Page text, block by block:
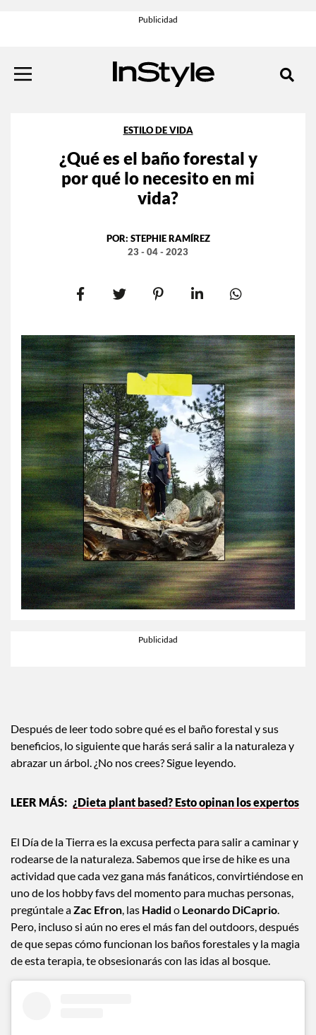
ESTILO DE VIDA
¿Qué es el baño forestal y
por qué lo necesito en mi
vida?
POR: STEPHIE RAMÍREZ
23 - 04 - 2023
Después de leer todo sobre qué es el baño forestal y sus
beneficios, lo siguiente que harás será salir a la naturaleza y
abrazar un árbol. ¿No nos crees? Sigue leyendo.
¿Dieta plant based? Esto opinan los expertos
El Día de la Tierra es la excusa perfecta para salir a caminar y
rodearse de la naturaleza. Sabemos que irse de hike es una
actividad que cada vez gana más fanáticos, convirtiéndose en
uno de los hobby favs del momento para muchas personas,
pregúntale aZac Efron, las Hadid o Leonardo DiCaprio.
Pero, incluso si aún no eres el más fan del outdoors, después
de que sepas cómo funcionan los baños forestales y la magia
de esta terapia, te obsesionarás con las idas al bosque.